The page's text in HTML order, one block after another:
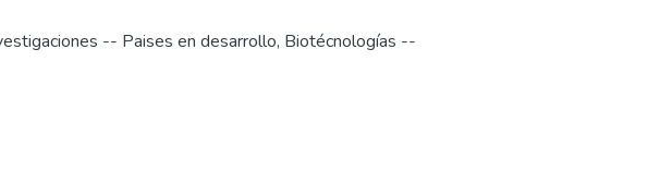
-- Paises en desarrollo, Biotécnologías --